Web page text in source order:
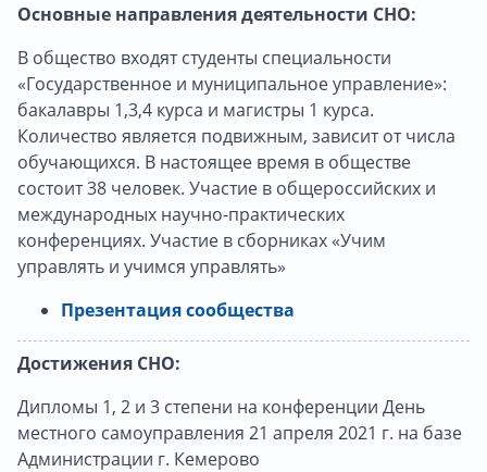
Основные направления деятельности СНО:
В общество входят студенты специальности
«Государственное и муниципальное управление»:
бакалавры 1,3,4 курса и магистры 1 курса.
Количество является подвижным, зависит от числа
обучающихся. В настоящее время в обществе
состоит 38 человек. Участие в общероссийских и
международных научно-практических
конференциях. Участие в сборниках «Учим
управлять и учимся управлять»
Презентация сообщества
Достижения СНО:
Дипломы 1, 2 и 3 степени на конференции День
местного самоуправления 21 апреля 2021 г. на базе
Администрации г. Кемерово